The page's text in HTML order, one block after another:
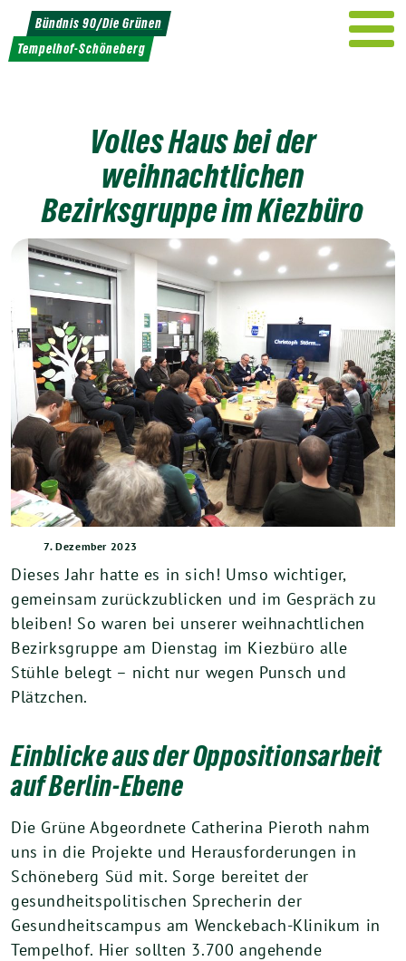
Weiter
zum
Inhalt
Bündnis 90/Die Grünen
Tempelhof-Schöneberg
Volles Haus bei der
weihnachtlichen
Bezirksgruppe im Kiezbüro
7. Dezember 2023
Dieses Jahr hatte es in sich! Umso wichtiger,
gemeinsam zurückzublicken und im Gespräch zu
bleiben! So waren bei unserer weihnachtlichen
Bezirksgruppe am Dienstag im Kiezbüro alle
Stühle belegt – nicht nur wegen Punsch und
Plätzchen.
Einblicke aus der Oppositionsarbeit
auf Berlin-Ebene
Die Grüne Abgeordnete Catherina Pieroth nahm
uns in die Projekte und Herausforderungen in
Schöneberg Süd mit. Sorge bereitet der
gesundheitspolitischen Sprecherin der
Gesundheitscampus am Wenckebach-Klinikum in
Tempelhof. Hier sollten 3.700 angehende